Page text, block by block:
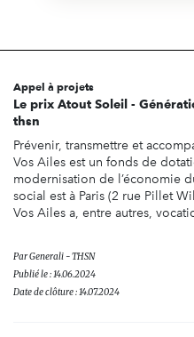
Appel à projets
Le prix Atout Soleil -
thsn
Prévenir, transmettre et
Vos Ailes est un fonds de
modernisation de l’économie
social est à Paris (2 rue Pillet
Vos Ailes a, entre autres,
ParGenerali - THSN
Publié le : 14.06.2024
Date de clôture : 14.07.2024